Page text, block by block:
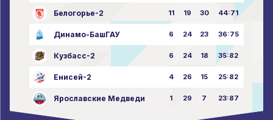
Белогорье-2 11 19 30 44:71
Динамо-БашГАУ 6 24 23 36:75
Кузбасс-2 6 24 18 35:82
Енисей-2 4 26 15 25:82
Ярославские Медведи 1 29 7 23:87